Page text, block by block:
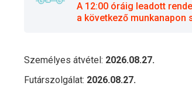
A 12:00 óráig leadott
a következő munkanapon
Személyes átvétel: 2026.08.27.
Futárszolgálat: 2026.08.27.